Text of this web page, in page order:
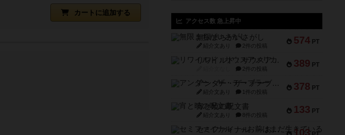
カートに追加する
アクセス数 急上昇中
574 PT
無限まちがいさがし
紹介文あり 2件の投稿
389 PT
リワイルド：サウスアメリカ
2件の投稿
378 PT
アンダー・ザ・テーブラー
紹介文あり 1件の投稿
133 PT
宵と暁の呪文書
紹介文あり 8件の投稿
103
セミファイナル ～お前はまだ生きている～